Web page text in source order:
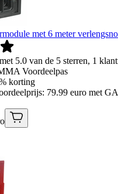
met 6 meter
5.0 van de 5 sterren, 1
Voordeelpas
korting
79.99 euro met